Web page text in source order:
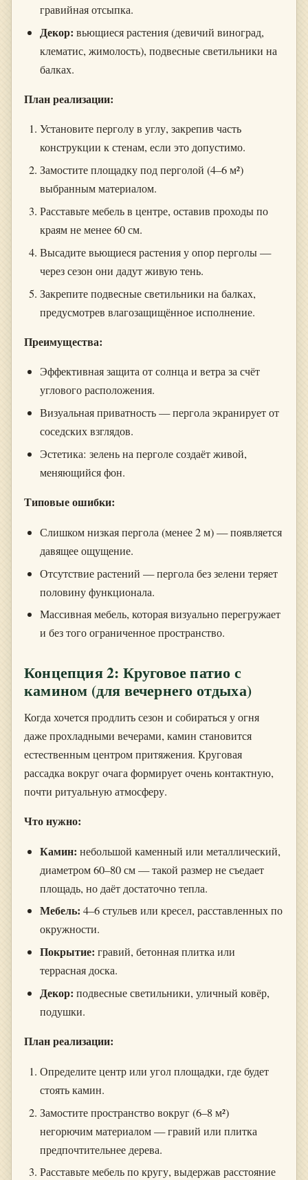
гравийная отсыпка.
Декор: вьющиеся растения (девичий виноград,
клематис, жимолость), подвесные светильники на
балках.
План реализации:
Установите перголу в углу, закрепив часть
конструкции к стенам, если это допустимо.
Замостите площадку под перголой (4–6 м²)
выбранным материалом.
Расставьте мебель в центре, оставив проходы по
краям не менее 60 см.
Высадите вьющиеся растения у опор перголы —
через сезон они дадут живую тень.
Закрепите подвесные светильники на балках,
предусмотрев влагозащищённое исполнение.
Преимущества:
Эффективная защита от солнца и ветра за счёт
углового расположения.
Визуальная приватность — пергола экранирует от
соседских взглядов.
Эстетика: зелень на перголе создаёт живой,
меняющийся фон.
Типовые ошибки:
Слишком низкая пергола (менее 2 м) — появляется
давящее ощущение.
Отсутствие растений — пергола без зелени теряет
половину функционала.
Массивная мебель, которая визуально перегружает
и без того ограниченное пространство.
Концепция 2: Круговое патио с
камином (для вечернего отдыха)
Когда хочется продлить сезон и собираться у огня
даже прохладными вечерами, камин становится
естественным центром притяжения. Круговая
рассадка вокруг очага формирует очень контактную,
почти ритуальную атмосферу.
Что нужно:
Камин: небольшой каменный или металлический,
диаметром 60–80 см — такой размер не съедает
площадь, но даёт достаточно тепла.
Мебель: 4–6 стульев или кресел, расставленных по
окружности.
Покрытие: гравий, бетонная плитка или
террасная доска.
Декор: подвесные светильники, уличный ковёр,
подушки.
План реализации:
Определите центр или угол площадки, где будет
стоять камин.
Замостите пространство вокруг (6–8 м²)
негорючим материалом — гравий или плитка
предпочтительнее дерева.
Расставьте мебель по кругу, выдержав расстояние